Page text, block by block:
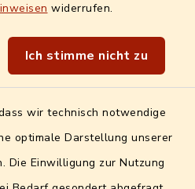
widerrufen.
Ich stimme nicht zu
wir technisch notwendige
optimale Darstellung unserer
Die Einwilligung zur Nutzung
Höchstadt